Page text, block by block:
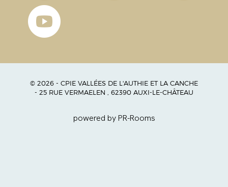
© 2026 - CPIE VALLÉES DE L'AUTHIE ET LA CANCHE
- 25 RUE VERMAELEN , 62390 AUXI-LE-CHÂTEAU
powered by PR-Rooms